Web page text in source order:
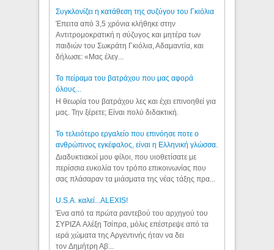
Συγκλονίζει η κατάθεση της συζύγου του Γκιόλια
Έπειτα από 3,5 χρόνια κλήθηκε στην
Αντιτρομοκρατική η σύζυγος και μητέρα των
παιδιών του Σωκράτη Γκιόλια, Αδαμαντία, και
δήλωσε: «Μας έλεγ...
Το πείραμα του βατράχου που μας αφορά
όλους...
Η θεωρία του βατράχου λες και έχει επινοηθεί για
μας. Την ξέρετε; Είναι πολύ διδακτική.
Το τελειότερο εργαλείο που επινόησε ποτε ο
ανθρώπινος εγκέφαλος, είναι η Ελληνική γλώσσα.
Διαδυκτιακοί μου φίλοι, που υιοθετίσατε με
περίσσια ευκολία τον τρόπο επικοινωνίας που
σας πλάσαραν τα μιάσματα της νέας τάξης πρα...
U.S.A. καλεί...ALEXIS!
Ένα από τα πρώτα ραντεβού του αρχηγού του
ΣΥΡΙΖΑ Αλέξη Τσίπρα, μόλις επέστρεψε από τα
ιερά χώματα της Αργεντινής ήταν να δει
τον Δημήτρη Αβ...